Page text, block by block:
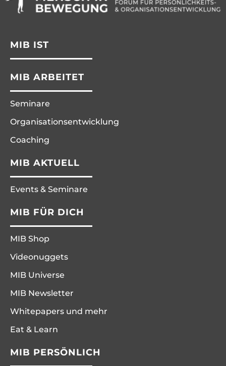
MIB IST
MIB ARBEITET
Seminare
Organisationsentwicklung
Coaching
MIB AKTUELL
Events & Seminare
MIB FÜR DICH
MIB Shop
Videonuggets
MIB Universe
MIB Newsletter
Whitepapers und mehr
Eat & Learn
MIB PERSÖNLICH